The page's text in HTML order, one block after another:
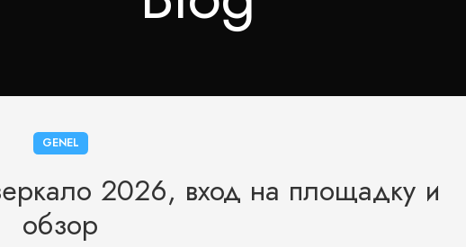
GENEL
2026, вход на площадку и
обзор